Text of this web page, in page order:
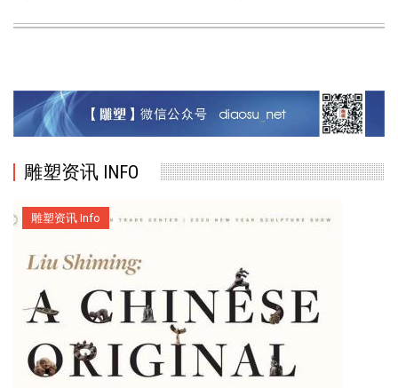
雕塑资讯 INFO
雕塑资讯 Info